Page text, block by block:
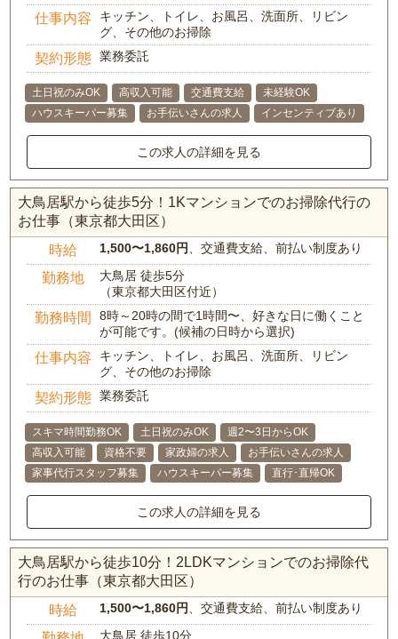
仕事内容
キッチン、トイレ、お風呂、洗面所、リビン
グ、その他のお掃除
契約形態 業務委託
土日祝のみOK 高収入可能 交通費支給
未経験OK
ハウスキーパー募集
お手伝いさんの求人 インセンティブあり
この求人の詳細を見る
大鳥居駅から徒歩5分！1Kマンションでのお掃除代行の
お仕事（東京都大田区）
時給 1,500〜1,860円 、交通費支給、前払い制度あり
勤務地
大鳥居 徒歩5分
（東京都大田区付近）
勤務時間
8時～20時の間で1時間〜、好きな日に働くこと
が可能です。(候補の日時から選択)
仕事内容
キッチン、トイレ、お風呂、洗面所、リビン
グ、その他のお掃除
契約形態 業務委託
スキマ時間勤務OK 土日祝のみOK
週2〜3日からOK
高収入可能
資格不要 家政婦の求人
お手伝いさんの求人
家事代行スタッフ募集
ハウスキーパー募集 直行･直帰OK
この求人の詳細を見る
大鳥居駅から徒歩10分！2LDKマンションでのお掃除代
行のお仕事（東京都大田区）
時給 1,500〜1,860円 、交通費支給、前払い制度あり
大鳥居 徒歩10分